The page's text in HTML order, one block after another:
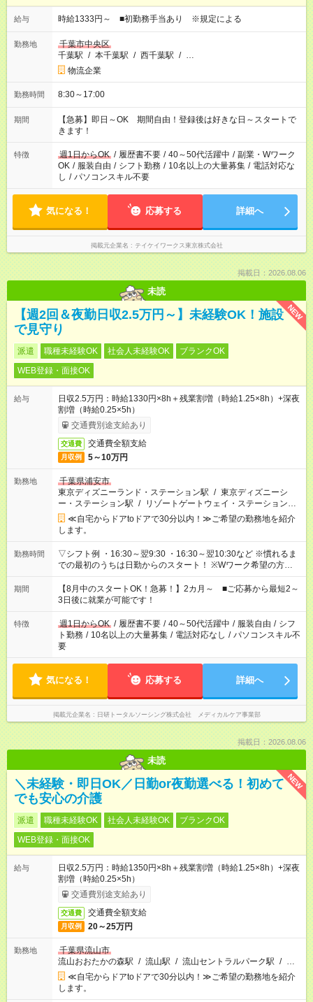
給与 時給1333円～ ■初勤務手当あり ※規定による
勤務地
千葉市中央区
千葉駅 / 本千葉駅 / 西千葉駅 / …
物流企業
勤務時間 8:30～17:00
期間
【急募】即日～OK 期間自由！登録後は好きな日～スタートで
きます！
特徴 週1日からOK / 履歴書不要 / 40～50代活躍中 / 副業・Wワーク
OK / 服装自由 / シフト勤務 / 10名以上の大量募集 / 電話対応な
し / パソコンスキル不要
気になる！ 応募する 詳細へ
掲載元企業名 テイケイワークス東京株式会社
掲載日：2026.08.06
未読
NEW
【週2回＆夜勤日収2.5万円～】未経験OK！施設
で見守り
派遣 職種未経験OK 社会人未経験OK
ブランクOK
WEB登録・面接OK
給与
日収2.5万円：時給1330円×8h＋残業割増（時給1.25×8h）+深夜
割増（時給0.25×5h）
交通費別途支給あり
交通費 交通費全額支給
月収例 5～10万円
勤務地
千葉県浦安市
東京ディズニーランド・ステーション駅 / 東京ディズニーシ
ー・ステーション駅 / リゾートゲートウェイ・ステーション駅
/
…
≪自宅からドアtoドアで30分以内！≫ご希望の勤務地を紹介
します。
勤務時間
▽シフト例 ・16:30～翌9:30 ・16:30～翌10:30など ※慣れるま
での最初のうちは日勤からのスタート！ ※Wワーク希望の方へ
今ご覧のお仕事で希望する勤務時間と、もう1つのお仕事の勤務
時間。 合計で週40時間を超える場合は応募できません。
期間
【8月中のスタートOK！急募！】2カ月～ ■ご応募から最短2～
3日後に就業が可能です！
特徴 週1日からOK / 履歴書不要 / 40～50代活躍中 / 服装自由 / シフ
ト勤務 / 10名以上の大量募集 / 電話対応なし / パソコンスキル不
要
気になる！ 応募する 詳細へ
掲載元企業名 日研トータルソーシング株式会社 メディカルケア事業部
掲載日：2026.08.06
未読
NEW
＼未経験・即日OK／日勤or夜勤選べる！初めて
でも安心の介護
派遣 職種未経験OK 社会人未経験OK
ブランクOK
WEB登録・面接OK
給与
日収2.5万円：時給1350円×8h＋残業割増（時給1.25×8h）+深夜
割増（時給0.25×5h）
交通費別途支給あり
交通費 交通費全額支給
月収例 20～25万円
勤務地
千葉県流山市
流山おおたかの森駅 / 流山駅 / 流山セントラルパーク駅 / …
≪自宅からドアtoドアで30分以内！≫ご希望の勤務地を紹介
します。